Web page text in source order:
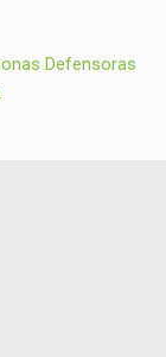
Defensoras